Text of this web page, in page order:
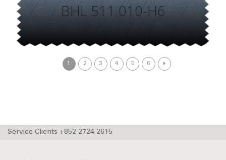
BHL 511 010-H6
1 2 3 4 5 6
Service Clients +852 2724 2615